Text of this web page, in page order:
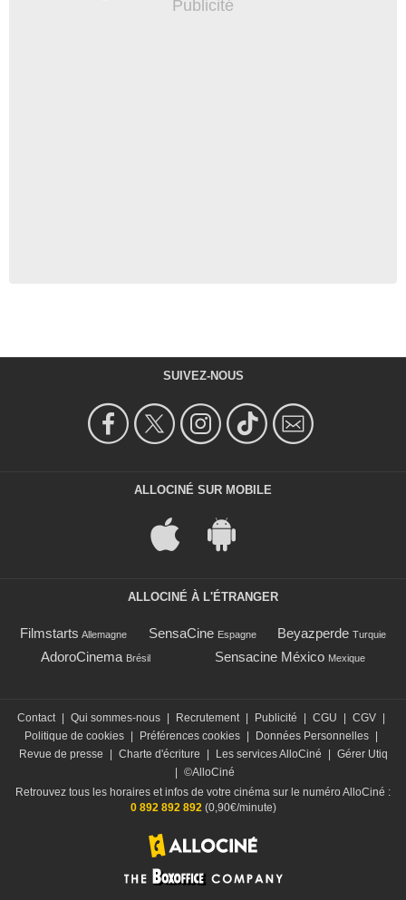
SUIVEZ-NOUS
ALLOCINÉ SUR MOBILE
ALLOCINÉ À L'ÉTRANGER
Filmstarts Allemagne SensaCine Espagne Beyazperde Turquie
AdoroCinema Brésil Sensacine México Mexique
Contact Qui sommes-nous Recrutement Publicité CGU CGV
Politique de cookies
Préférences cookies Données Personnelles
Revue de presse
Charte d'écriture Les services AlloCiné
Gérer Utiq
©AlloCiné
Retrouvez tous les horaires et infos de votre cinéma sur le numéro AlloCiné :
0 892 892 892(0,90€/minute)